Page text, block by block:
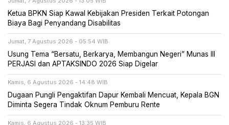
Ketua BPKN Siap Kawal Kebijakan Presiden Terkait Potongan
Biaya Bagi Penyandang Disabilitas
Jumat, 7 Agustus 2026 - 05:54 WIB
Usung Tema “Bersatu, Berkarya, Membangun Negeri” Munas III
PERJASI dan APTAKSINDO 2026 Siap Digelar
Kamis, 6 Agustus 2026 - 14:48 WIB
Dugaan Pungli Pengaktifan Dapur Kembali Mencuat, Kepala BGN
Diminta Segera Tindak Oknum Pemburu Rente
Kamis, 6 Agustus 2026 - 13:35 WIB